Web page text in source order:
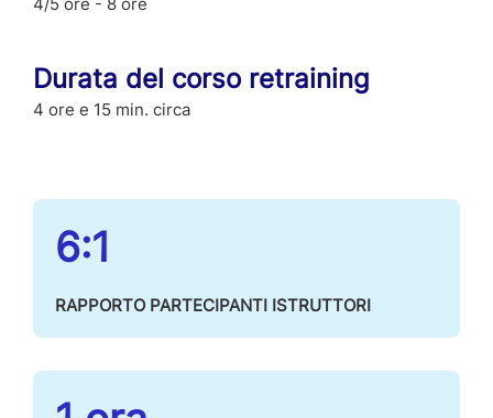
Durata del corso retraining
4 ore e 15 min. circa
6:1
RAPPORTO PARTECIPANTI ISTRUTTORI